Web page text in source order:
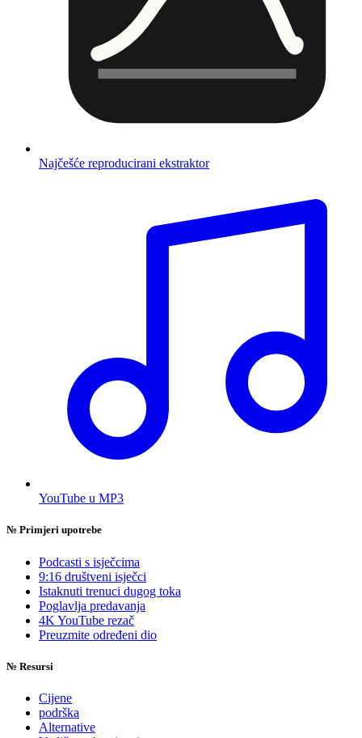
Najčešće reproducirani ekstraktor
YouTube u MP3
№ Primjeri upotrebe
Podcasti s isječcima
9:16 društveni isječci
Istaknuti trenuci dugog toka
Poglavlja predavanja
4K YouTube rezač
Preuzmite određeni dio
№ Resursi
Cijene
podrška
Alternative